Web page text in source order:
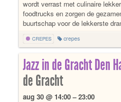
wordt verrast met culinaire
foodtrucks en zorgen de
buurtschap voor de lekkerste
CREPES crepes
Jazz in de Gracht Den
de Gracht
aug 30 @ 14:00 – 23:00